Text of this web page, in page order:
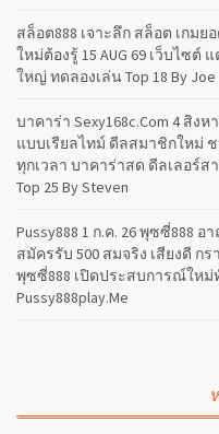
สล็อต888 เจาะลึก สล็อต เกม
ใหม่ต้องรู้ 15 AUG 69 เว็บไซต์
ใหญ่ ทดลองเล่น Top 18 By Joe
บาคาร่า Sexy168c.com 4 สิง
แบบเรียลไทม์ ดีลสมาชิกใหม่
ทุกเวลา บาคาร่าสด ดีลเลอร์
Top 25 By Steven
Pussy888 1 ก.ค. 26 พุซซี่888
สมัครรับ 500 สมจริง เสียงดี
พุซซี่888 เปิดประสบการณ์ใหม่ทั
Pussy888play.me